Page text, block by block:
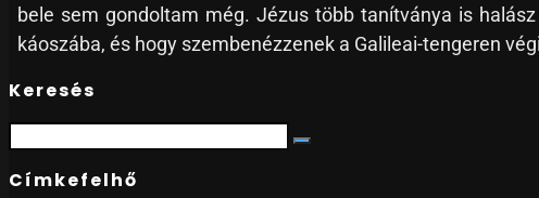
bele sem gondoltam még. Jézus több tanítványa is
káoszába, és hogy szembenézzenek a Galileai-tengeren
Keresés
Search
Címkefelhő